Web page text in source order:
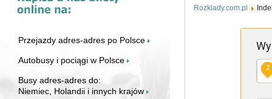
Przejazdy adres-adres po Polsce
Autobusy i pociągi w Polsce
Busy adres-adres do:
Niemiec, Holandii i innych krajów
Rozklady.com.pl
Z